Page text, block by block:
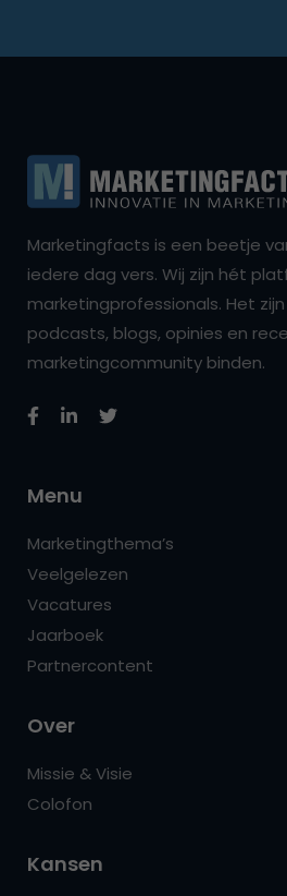
Marketingfacts is een beetje
iedere dag vers. Wij zijn hét
marketingprofessionals. Het
podcasts, blogs, opinies en
marketingcommunity binden.
Menu
Marketingthema’s
Veelgelezen
Vacatures
Jaarboek
Partnercontent
Over
Missie & Visie
Colofon
Kansen